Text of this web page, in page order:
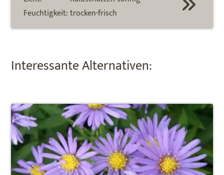
Feuchtigkeit:trocken-frisch
Interessante Alternativen: